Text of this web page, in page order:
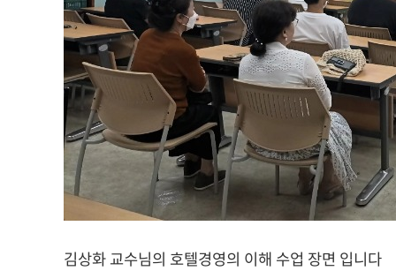
김상화 교수님의 호텔경영의 이해 수업 장면 입니다